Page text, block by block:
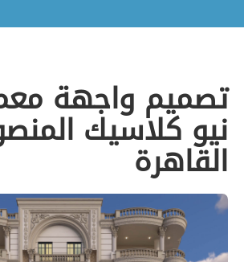
تصميم واجهة
نيو كلاسيك
القاهرة